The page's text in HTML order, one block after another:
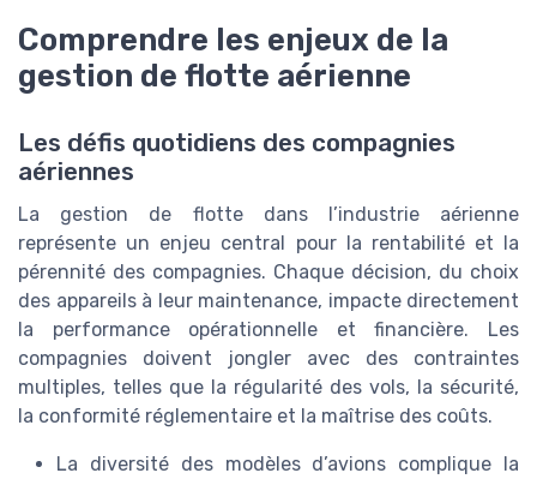
Comprendre les enjeux de la
gestion de flotte aérienne
Les défis quotidiens des compagnies
aériennes
La gestion de flotte dans l’industrie aérienne
représente un enjeu central pour la rentabilité et la
pérennité des compagnies. Chaque décision, du choix
des appareils à leur maintenance, impacte directement
la performance opérationnelle et financière. Les
compagnies doivent jongler avec des contraintes
multiples, telles que la régularité des vols, la sécurité,
la conformité réglementaire et la maîtrise des coûts.
La diversité des modèles d’avions complique la